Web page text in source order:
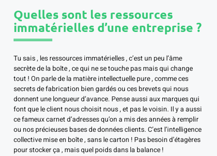
Quelles sont les ressources
immatérielles d’une entreprise ?
Tu sais , les ressources immatérielles , c’est un peu l’âme
secrète de la boîte , ce qui ne se touche pas mais qui change
tout ! On parle de la matière intellectuelle pure , comme ces
secrets de fabrication bien gardés ou ces brevets qui nous
donnent une longueur d’avance. Pense aussi aux marques qui
font que le client nous choisit nous , et pas le voisin. Il y a aussi
ce fameux carnet d’adresses qu’on a mis des années à remplir
ou nos précieuses bases de données clients. C’est l’intelligence
collective mise en boîte , sans le carton ! Pas besoin d’étagères
pour stocker ça , mais quel poids dans la balance !